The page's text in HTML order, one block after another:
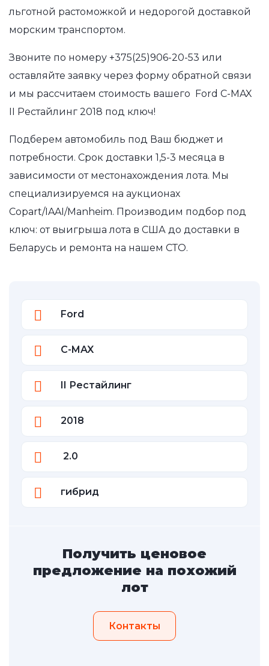
льготной растоможкой и недорогой доставкой
морским транспортом.
Звоните по номеру +375(25)906-20-53 или
оставляйте заявку через форму обратной связи
и мы рассчитаем стоимость вашего Ford C-MAX
II Рестайлинг 2018 под ключ!
Подберем автомобиль под Ваш бюджет и
потребности. Срок доставки 1,5-3 месяца в
зависимости от местонахождения лота. Мы
специализируемся на аукционах
Copart/IAAI/Manheim. Производим подбор под
ключ: от выигрыша лота в США до доставки в
Беларусь и ремонта на нашем СТО.
Ford
C-MAX
II Рестайлинг
2018
2.0
гибрид
Получить ценовое
предложение на похожий
лот
Контакты